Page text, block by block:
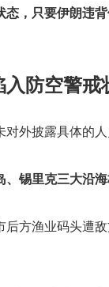
，只要伊朗违
防空警戒
外披露具体的
锡里克三大沿
方渔业码头遭